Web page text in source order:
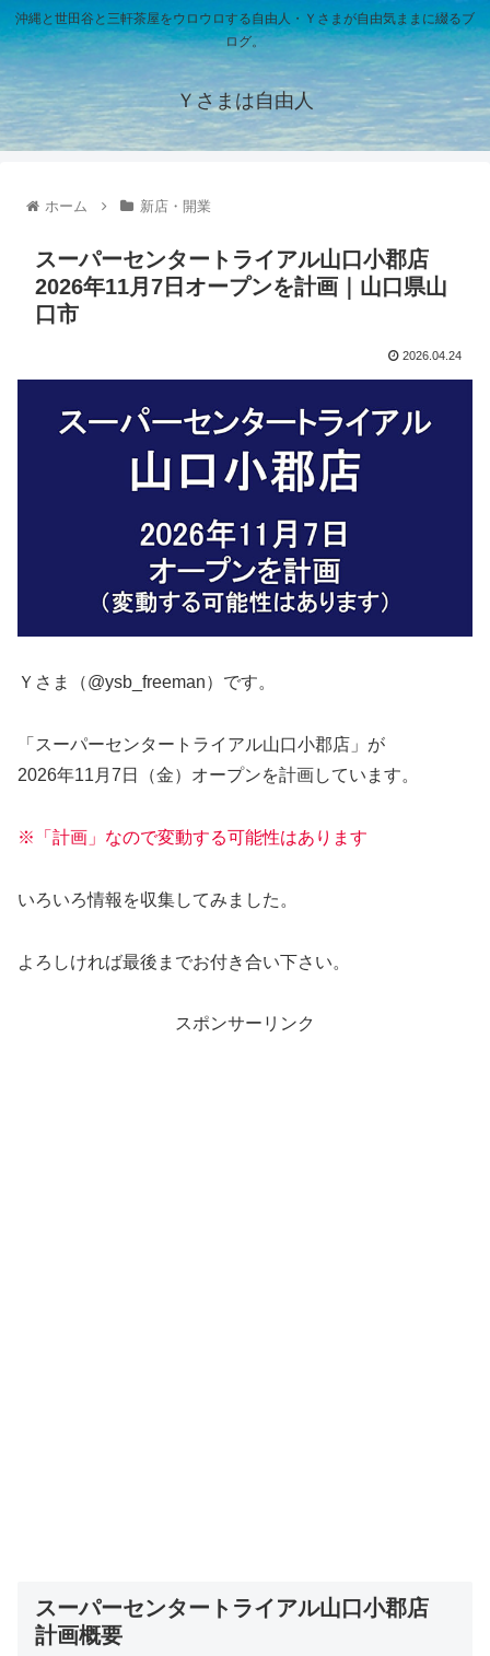
沖縄と世田谷と三軒茶屋をウロウロする自由人・Ｙさまが自由気ままに綴るブ
ログ。
Ｙさまは自由人
ホーム 新店・開業
スーパーセンタートライアル山口小郡店
2026年11月7日オープンを計画｜山口県山
口市
2026.04.24
Ｙさま（@ysb_freeman）です。
「スーパーセンタートライアル山口小郡店」が
2026年11月7日（金）オープンを計画しています。
※「計画」なので変動する可能性はあります
いろいろ情報を収集してみました。
よろしければ最後までお付き合い下さい。
スポンサーリンク
スーパーセンタートライアル山口小郡店
計画概要